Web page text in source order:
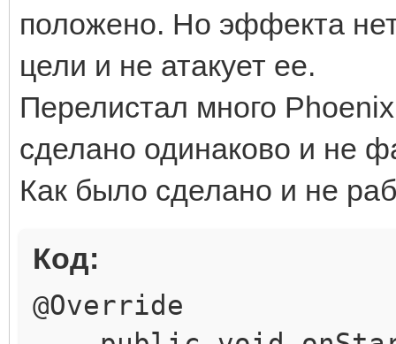
положено. Но эффекта
цели и не атакует ее.
Перелистал много
сделано одинаково и не
Как было сделано и не
Код:
@Override